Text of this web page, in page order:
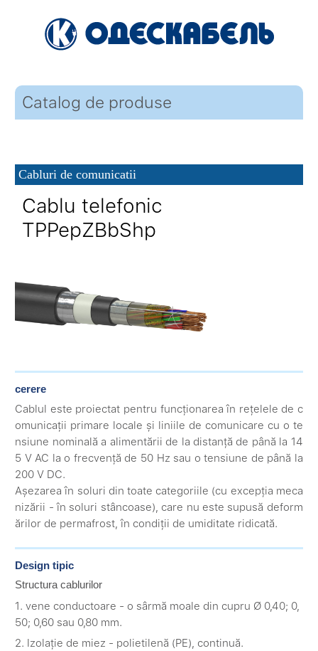
Catalog de produse
Cabluri de comunicatii
Cablu telefonic
TPPepZBbShp
cerere
Cablul este proiectat pentru funcționarea în rețelele de c
omunicații primare locale și liniile de comunicare cu o te
nsiune nominală a alimentării de la distanță de până la 14
5 V AC la o frecvență de 50 Hz sau o tensiune de până la
200 V DC.
Așezarea în soluri din toate categoriile (cu excepția meca
nizării - în soluri stâncoase), care nu este supusă deform
ărilor de permafrost, în condiții de umiditate ridicată.
Design tipic
Structura cablurilor
1. vene conductoare - o sârmă moale din cupru Ø 0,40; 0,
50; 0,60 sau 0,80 mm.
2. Izolație de miez - polietilenă (PE), continuă.